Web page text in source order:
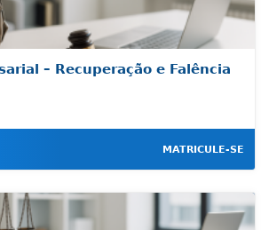
– Recuperação e Falência
MATRICULE-SE